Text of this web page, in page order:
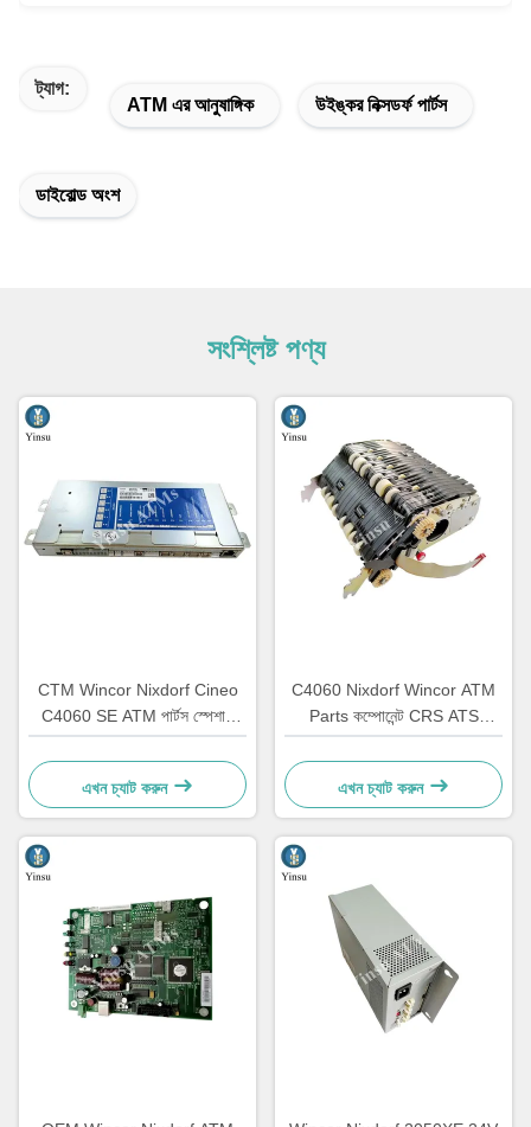
ট্যাগ:
ATM এর আনুষাঙ্গিক
উইঙ্কর নিক্সডর্ফ পার্টস
ডাইবোল্ড অংশ
সংশ্লিষ্ট পণ্য
CTM Wincor Nixdorf Cineo
C4060 SE ATM পার্টস স্পেশাল
ইলেকট্রনিক্স 1750147868
এখন চ্যাট করুন
C4060 Nixdorf Wincor ATM
Parts কম্পোনেন্ট CRS ATS
Centralization Unit AU
Module 1750134478
এখন চ্যাট করুন